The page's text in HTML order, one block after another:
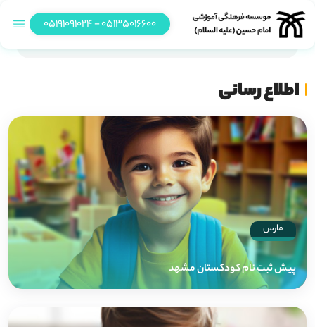
05135016600 - 05191091024
اطلاع رسانی
مارس
پیش ثبت نام کودکستان مشهد